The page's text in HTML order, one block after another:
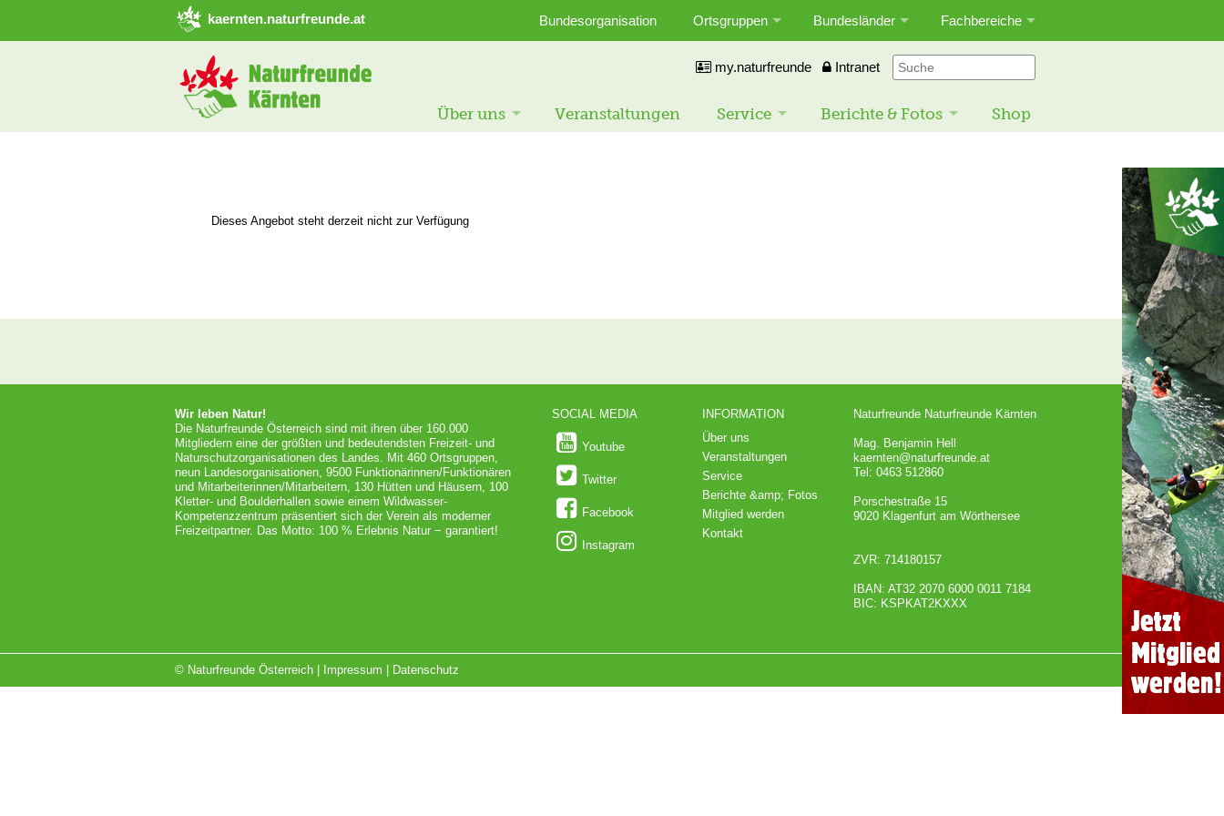
➜ Hauptregion der Seite anspringen
kaernten.naturfreunde.at Bundesorganisation Ortsgruppen Bundesländer Fachbereiche
my.naturfreunde Intranet
Über uns Veranstaltungen Service Berichte & Fotos Shop
Dieses Angebot steht derzeit nicht zur Verfügung
Wir leben Natur!
Die Naturfreunde Österreich sind mit ihren über 160.000
Mitgliedern eine der größten und bedeutendsten Freizeit- und
Naturschutzorganisationen des Landes. Mit 460 Ortsgruppen,
neun Landesorganisationen, 9500 Funktionärinnen/Funktionären
und Mitarbeiterinnen/Mitarbeitern, 130 Hütten und Häusern, 100
Kletter- und Boulderhallen sowie einem Wildwasser-
Kompetenzzentrum präsentiert sich der Verein als moderner
Freizeitpartner. Das Motto: 100 % Erlebnis Natur − garantiert!
SOCIAL MEDIA
Youtube
Twitter
Facebook
Instagram
INFORMATION
Über uns
Veranstaltungen
Service
Berichte &amp; Fotos
Mitglied werden
Kontakt
Naturfreunde Naturfreunde Kärnten
Mag. Benjamin Hell
kaernten@naturfreunde.at
Tel: 0463 512860
Porschestraße 15
9020 Klagenfurt am Wörthersee
ZVR: 714180157
IBAN: AT32 2070 6000 0011 7184
BIC: KSPKAT2KXXX
© Naturfreunde Österreich | Impressum Datenschutz